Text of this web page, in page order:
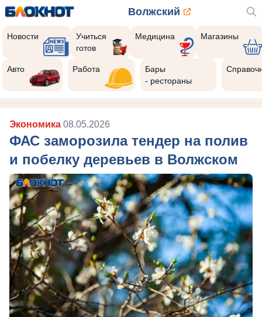
Волжский
Новости
Учиться
готов
Медицина Магазины
Авто Работа
Бары
- рестораны
Экономика 08.05.2026
ФАС заморозила тендер на полив
и побелку деревьев в Волжском